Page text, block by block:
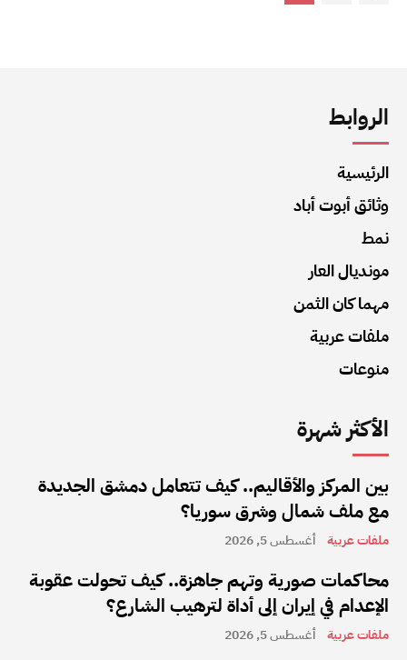
الروابط
الرئيسية
وثائق أبوت أباد
نمط
مونديال العار
مهما كان الثمن
ملفات عربية
منوعات
الأكثر شهرة
بين المركز والأقاليم.. كيف تتعامل دمشق الجديدة
مع ملف شمال وشرق سوريا؟
ملفات عربية أغسطس 5, 2026
محاكمات صورية وتهم جاهزة.. كيف تحولت عقوبة
الإعدام في إيران إلى أداة لترهيب الشارع؟
ملفات عربية أغسطس 5, 2026